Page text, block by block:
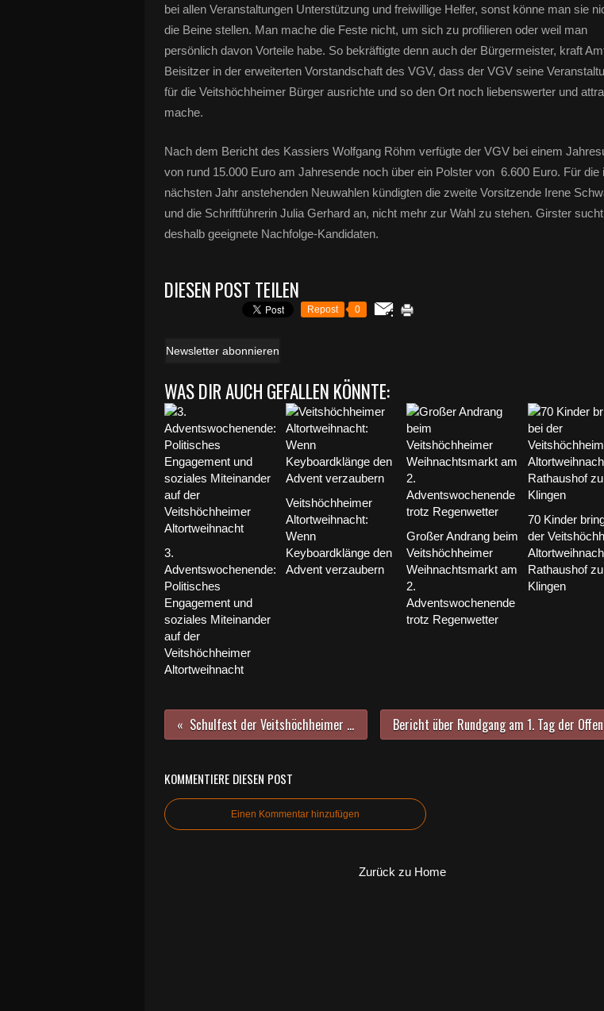
bei allen Veranstaltungen Unterstützung und freiwillige Helfer, sonst könne man sie
die Beine stellen. Man mache die Feste nicht, um sich zu profilieren oder weil man
persönlich davon Vorteile habe. So bekräftigte denn auch der Bürgermeister, kraft
Beisitzer in der erweiterten Vorstandschaft des VGV, dass der VGV seine
für die Veitshöchheimer Bürger ausrichte und so den Ort noch liebenswerter und
mache.
Nach dem Bericht des Kassiers Wolfgang Röhm verfügte der VGV bei einem
von rund 15.000 Euro am Jahresende noch über ein Polster von 6.600 Euro. Für die
nächsten Jahr anstehenden Neuwahlen kündigten die zweite Vorsitzende Irene
und die Schriftführerin Julia Gerhard an, nicht mehr zur Wahl zu stehen. Girster sucht
deshalb geeignete Nachfolge-Kandidaten.
DIESEN POST TEILEN
Repost 0
Newsletter abonnieren
WAS DIR AUCH GEFALLEN KÖNNTE:
3.
Adventswochenende:
Politisches
Engagement und
soziales Miteinander
auf der
Veitshöchheimer
Altortweihnacht
Veitshöchheimer
Altortweihnacht:
Wenn
Keyboardklänge den
Advent verzaubern
Großer Andrang beim
Veitshöchheimer
Weihnachtsmarkt am
2.
Adventswochenende
trotz Regenwetter
70 Kinder
der
Rathaushof
Klingen
Schulfest der Veitshöchheimer Mittelschule bot Musik, Tanz, Theater und Aktivitäten rund ums Schulhaus
KOMMENTIERE DIESEN POST
Einen Kommentar hinzufügen
Zurück zu Home